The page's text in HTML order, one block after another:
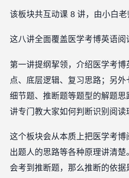
该板块共互动课 8 讲，由小白老
这八讲全面覆盖医学考博英语阅
第一讲提纲挈领，介绍医学考
点、底层逻辑、复习思路；另外
细节题、推断题等题型的解题
讲专门教大家如何判断识别阅读
这个板块会从本质上把医学考
出题人的思路等各种原理讲清
会考到推断题，那么推断的依